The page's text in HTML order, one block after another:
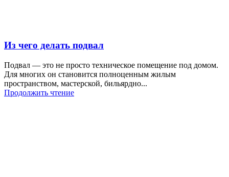
Из чего делать подвал
Подвал — это не просто техническое помещение под домом.
Для многих он становится полноценным жилым
пространством, мастерской, бильярдно...
Продолжить чтение